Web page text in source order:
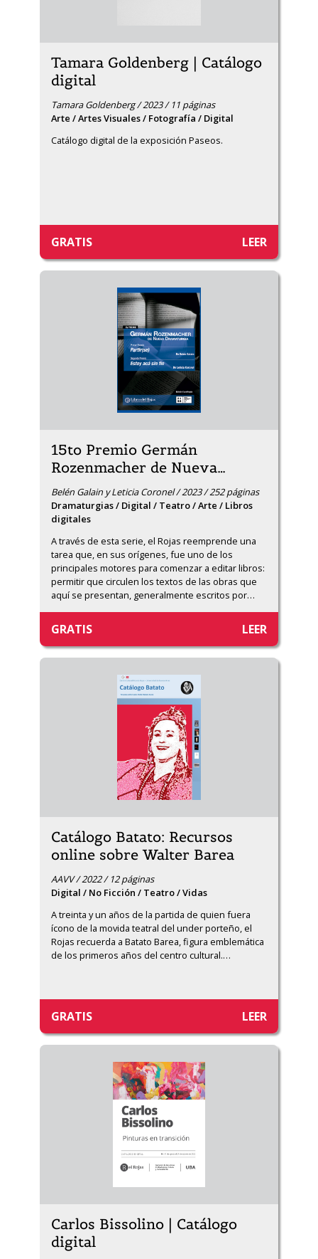
Tamara Goldenberg | Catálogo
digital
Tamara Goldenberg / 2023 / 11 páginas
Arte / Artes Visuales / Fotografía / Digital
Catálogo digital de la exposición Paseos.
GRATIS LEER
15to Premio Germán
Rozenmacher de Nueva…
Belén Galain y Leticia Coronel / 2023 / 252 páginas
Dramaturgias / Digital / Teatro / Arte / Libros
digitales
A través de esta serie, el Rojas reemprende una
tarea que, en sus orígenes, fue uno de los
principales motores para comenzar a editar libros:
permitir que circulen los textos de las obras que
aquí se presentan, generalmente escritos por…
GRATIS LEER
Catálogo Batato: Recursos
online sobre Walter Barea
AAVV / 2022 / 12 páginas
Digital / No Ficción / Teatro / Vidas
A treinta y un años de la partida de quien fuera
ícono de la movida teatral del under porteño, el
Rojas recuerda a Batato Barea, figura emblemática
de los primeros años del centro cultural.…
GRATIS LEER
Carlos Bissolino | Catálogo
digital